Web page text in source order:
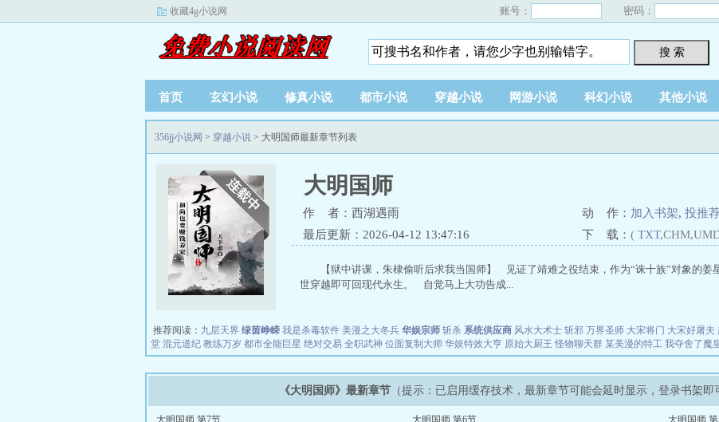
收藏4g小说网 账号： 密码：
搜 索
首页 玄幻小说 修真小说 都市小说 穿越小说 网游小说 科幻小说 其他小说
356jj小说网 > 穿越小说 > 大明国师最新章节列表
大明国师
作 者：西湖遇雨 动 作： 加入书架, 投推
最后更新：2026-04-12 13:47:16
下 载： ( TXT
【狱中讲课，朱棣偷听后求我当国师】 见证了靖难之役结束，作为“诛十族”对象的
世穿越即可回现代永生。 自觉马上大功告成...
推荐阅读： 九层天界 绿茵峥嵘 我是杀毒软件 美漫之大冬兵 华娱宗师 斩杀 系统供应商 风水大术士 斩邪 万界圣师 大宋将门 大宋好屠夫
堂 混元道纪 教练万岁 都市全能巨星 绝对交易 全职武神 位面复制大师 华娱特效大亨 原始大厨王 怪物聊天群 某美漫的特工 我夺舍了魔
《大明国师》最新章节 （提示：已启用缓存技术，最新章节可能会延时显示，登录书架即
大明国师 第7节 大明国师 第6节 大明国师